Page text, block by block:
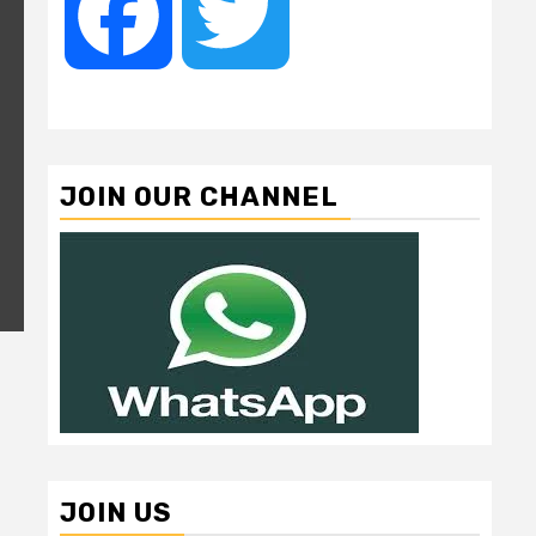
Facebook
JOIN OUR CHANNEL
JOIN US